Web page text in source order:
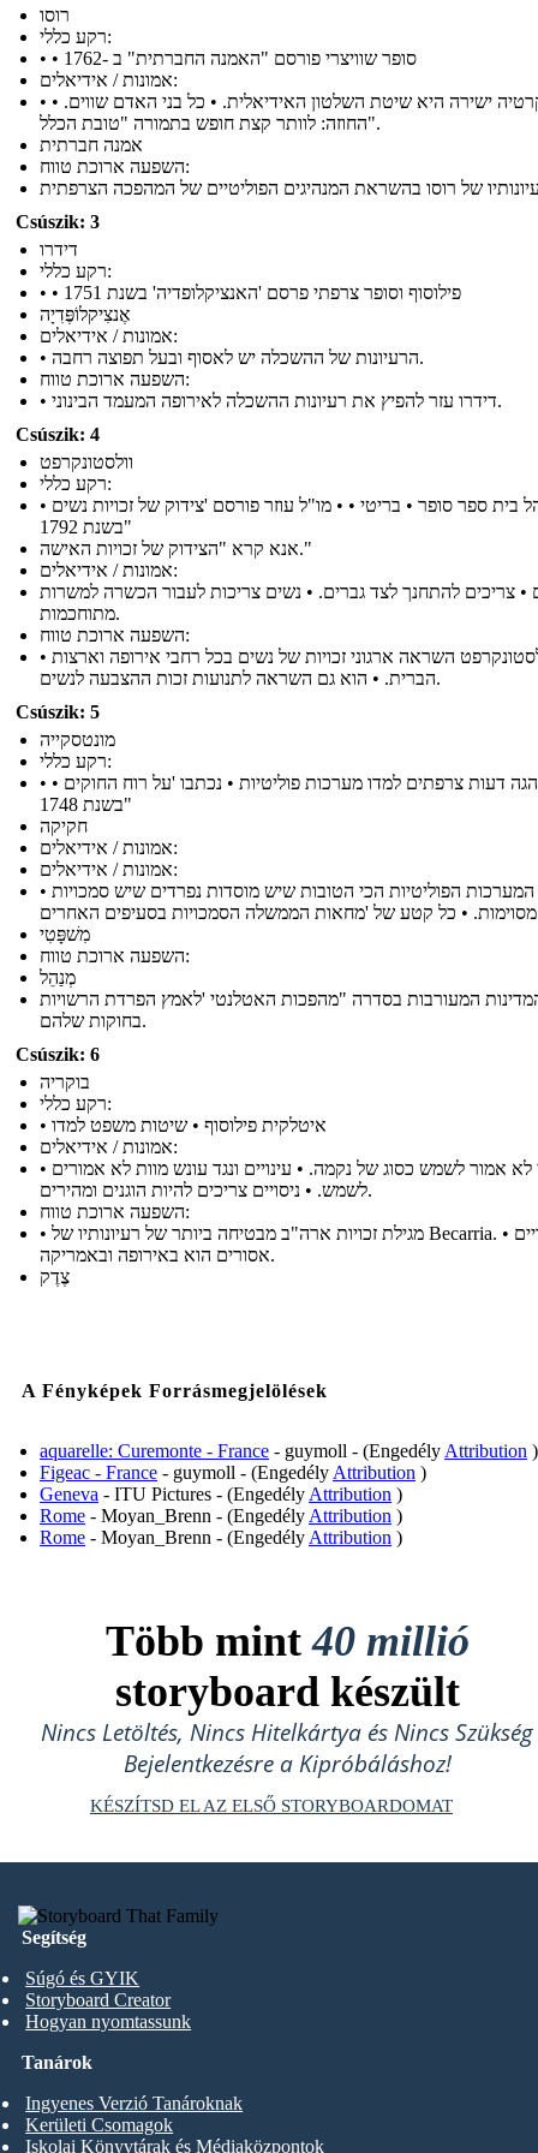
רוסו
רקע כללי:
• • סופר שוויצרי פורסם "האמנה החברתית" ב -1762
אמונות / אידיאלים:
• דמוקרטיה ישירה היא שיטת השלטון האידיאלית. • כל בני האדם שווים. •
החוזה: לוותר קצת חופש בתמורה "טובת הכלל".
אמנה חברתית
השפעה ארוכת טווח:
Csúszik: 3
דידרו
רקע כללי:
• • פילוסוף וסופר צרפתי פרסם 'האנציקלופדיה' בשנת 1751
אֶנצִיקלוֹפֶּדִיָה
אמונות / אידיאלים:
• הרעיונות של ההשכלה יש לאסוף ובעל תפוצה רחבה.
השפעה ארוכת טווח:
• דידרו עזר להפיץ את רעיונות ההשכלה לאירופה המעמד הבינוני.
Csúszik: 4
וולסטונקרפט
רקע כללי:
• מנהל בית ספר סופר • בריטי • • מו"ל עוזר פורסם 'צידוק של זכויות נשים
"בשנת 1792
אנא קרא "הצידוק של זכויות האישה."
אמונות / אידיאלים:
• צריכים להתחנך לצד גברים. • נשים צריכות לעבור הכשרה למשרות
מתוחכמות.
השפעה ארוכת טווח:
• וולסטונקרפט השראה ארגוני זכויות של נשים בכל רחבי אירופה וארצות
הברית. • הוא גם השראה לתנועות זכות ההצבעה לנשים.
Csúszik: 5
מונטסקייה
רקע כללי:
• • סופר והגה דעות צרפתים למדו מערכות פוליטיות • נכתבו 'על רוח החוקים
"בשנת 1748
חקיקה
אמונות / אידיאלים:
אמונות / אידיאלים:
• המערכות הפוליטיות הכי הטובות שיש מוסדות נפרדים שיש סמכויות
מִשׁפָּטִי
השפעה ארוכת טווח:
מְנַהֵל
המעורבות בסדרה "מהפכות האטלנטי 'לאמץ הפרדת הרשויות
בחוקות שלהם.
Csúszik: 6
בוקריה
רקע כללי:
• איטלקית פילוסוף • שיטות משפט למדו
אמונות / אידיאלים:
• חוקי לא אמור לשמש כסוג של נקמה. • עינויים ונגד עונש מוות לא אמורים
לשמש. • ניסויים צריכים להיות הוגנים ומהירים.
השפעה ארוכת טווח:
• מגילת זכויות ארה"ב מבטיחה ביותר של רעיונותיו של Becarria. • העינויים
אסורים הוא באירופה ובאמריקה.
צֶדֶק
A Fényképek Forrásmegjelölések
aquarelle: Curemonte - France - guymoll - (Engedély Attribution )
Figeac - France - guymoll - (Engedély Attribution )
Geneva - ITU Pictures - (Engedély Attribution )
Rome - Moyan_Brenn - (Engedély Attribution )
Rome - Moyan_Brenn - (Engedély Attribution )
Több mint40 millió
storyboard készült
Nincs Letöltés, Nincs Hitelkártya és Nincs Szükség
Bejelentkezésre a Kipróbáláshoz!
KÉSZÍTSD EL AZ ELSŐ STORYBOARDOMAT
Segítség
Súgó és GYIK
Storyboard Creator
Hogyan nyomtassunk
Tanárok
Ingyenes Verzió Tanároknak
Kerületi Csomagok
Iskolai Könyvtárak és Médiaközpontok